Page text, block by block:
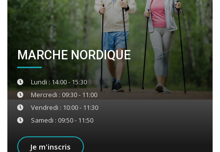
MARCHE NORDIQUE
Lundi : 14:00 - 15:30
Mercredi : 09:30 - 11:00
Vendredi : 10:00 - 11:30
Samedi : 09:50 - 11:50
Je m'inscris